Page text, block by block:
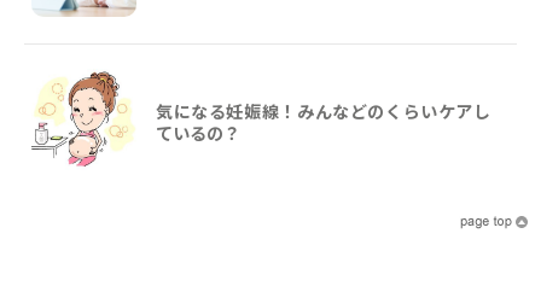
気になる妊娠線！みんなどのくらいケアし
ているの？